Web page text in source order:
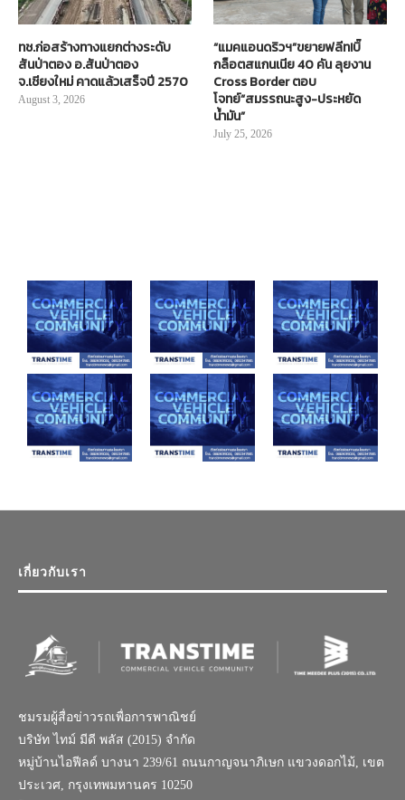
ทช.ก่อสร้างทางแยกต่างระดับ
สันป่าตอง อ.สันป่าตอง
จ.เชียงใหม่ คาดแล้วเสร็จปี 2570
August 3, 2026
“แมคแอนดริวฯ”ขยายฟลีท!บิ๊
กล็อตสแกนเนีย 40 คัน ลุยงาน
Cross Border ตอบ
โจทย์“สมรรถนะสูง-ประหยัด
น้ำมัน”
July 25, 2026
เกี่ยวกับเรา
ชมรมผู้สื่อข่าวรถเพื่อการพาณิชย์
บริษัท ไทม์ มีดี พลัส (2015) จำกัด
หมู่บ้านไอฟีลด์ บางนา 239/61 ถนนกาญจนาภิเษก แขวงดอกไม้, เขต
ประเวศ, กรุงเทพมหานคร 10250